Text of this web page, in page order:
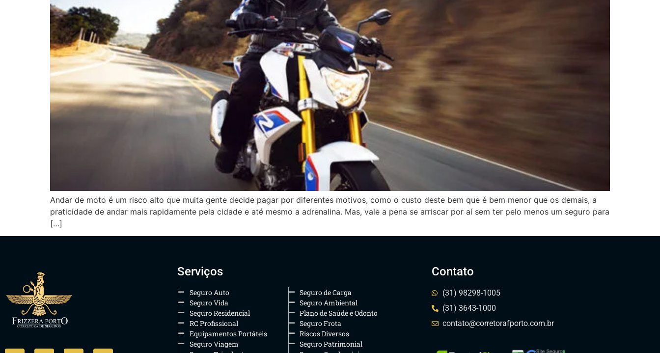
Andar de moto é um risco alto que muita gente decide pagar por diferentes motivos, como o custo deste bem que é bem menor que os demais, a
praticidade de andar mais rapidamente pela cidade e até mesmo a adrenalina. Mas, vale a pena se arriscar por aí sem ter pelo menos um seguro para
[…]
Serviços
Seguro Auto
Seguro Vida
Seguro Residencial
RC Profissional
Equipamentos Portáteis
Seguro Viagem
Seguro de Carga
Seguro Ambiental
Plano de Saúde e Odonto
Seguro Frota
Riscos Diversos
Seguro Patrimonial
Contato
(31) 98298-1005
(31) 3643-1000
contato@corretorafporto.com.br